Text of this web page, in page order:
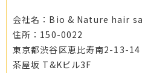
会社名：Bio & Nature hair
住所：150-0022
東京都渋谷区恵比寿南2-13-14
茶屋坂 T&Kビル3F